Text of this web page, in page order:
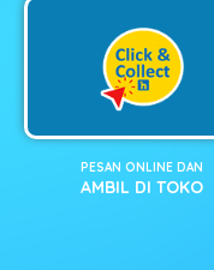
PESAN ONLINE DAN
AMBIL DI TOKO